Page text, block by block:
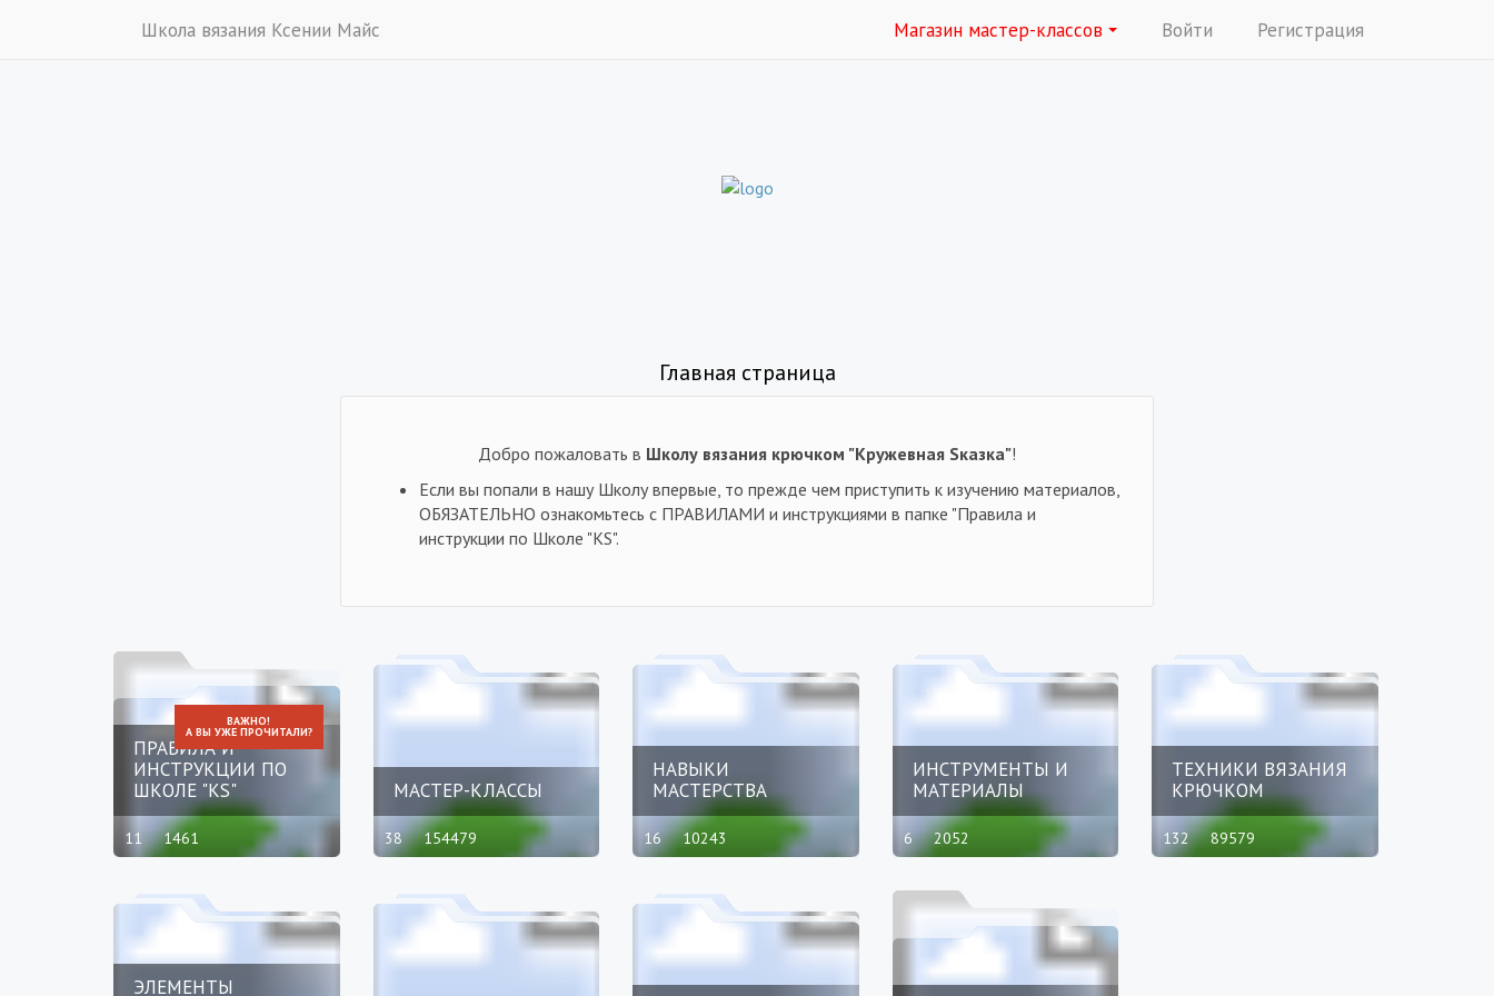
Школа вязания Ксении Майс Магазин мастер-классов Войти Регистрация
Главная страница
Добро пожаловать в Школу вязания крючком "Кружевная Sказка"!
Если вы попали в нашу Школу впервые, то прежде чем приступить к изучению материалов,
ОБЯЗАТЕЛЬНО ознакомьтесь с ПРАВИЛАМИ и инструкциями в папке "Правила и
инструкции по Школе "KS".
ВАЖНО!
А ВЫ УЖЕ ПРОЧИТАЛИ?
ПРАВИЛА И
ИНСТРУКЦИИ ПО
ШКОЛЕ "KS"
11 1461
МАСТЕР-КЛАССЫ
38 154479
НАВЫКИ
МАСТЕРСТВА
16 10243
ИНСТРУМЕНТЫ И
МАТЕРИАЛЫ
6 2052
ТЕХНИКИ ВЯЗАНИЯ
КРЮЧКОМ
132 89579
ЭЛЕМЕНТЫ